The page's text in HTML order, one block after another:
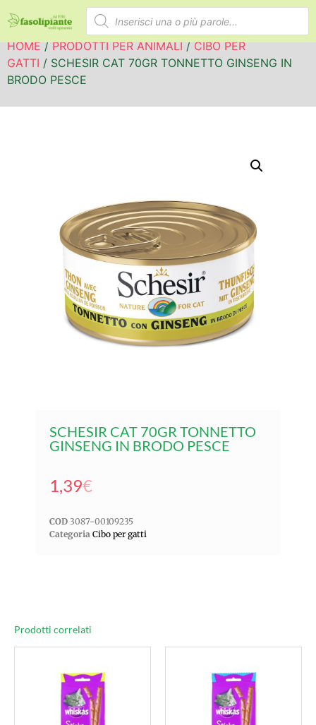
HOME/PRODOTTI PER ANIMALI/CIBO PER
GATTI / SCHESIR CAT 70GR TONNETTO GINSENG IN
BRODO PESCE
SCHESIR CAT 70GR TONNETTO
GINSENG IN BRODO PESCE
1,39€
COD 3087-00109235
Categoria Cibo per gatti
Prodotti correlati